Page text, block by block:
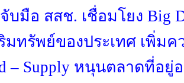
บมือ สสช. เชื่อมโยง Big
มทรัพย์ของประเทศ เพิ่ม
– Supply หนุนตลาดที่อยู่